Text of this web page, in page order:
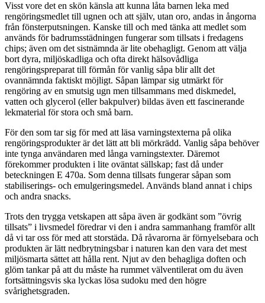
Visst vore det en skön känsla att kunna låta barnen leka med
rengöringsmedlet till ugnen och att själv, utan oro, andas in ångorna
från fönsterputsningen. Kanske till och med tänka att medlet som
används förbadrumsstädningen fungerar som tillsats i fredagens
chips; även om det sistnämnda är lite obehagligt. Genom att välja
bort dyra, miljöskadliga och ofta direkt hälsovådliga
rengöringspreparat till förmån för vanlig såpa blir allt det
ovannämnda faktiskt möjligt. Såpan lämpar sig utmärkt för
rengöring av en smutsig ugn men tillsammans med diskmedel,
vatten och glycerol (eller bakpulver) bildas även ett fascinerande
lekmaterial för stora och små barn.
För den som tar sig för med att läsa varningstexterna på olika
rengöringsprodukter är det lätt att bli mörkrädd. Vanlig såpa behöver
inte tynga användaren med långa varningstexter. Däremot
förekommer produkten i lite oväntat sällskap; fast då under
beteckningen E 470a. Som denna tillsats fungerar såpan som
stabiliserings- och emulgeringsmedel. Används bland annat i chips
och andra snacks.
Trots den trygga vetskapen att såpa även är godkänt som ”övrig
tillsats” i livsmedel föredrar vi den i andra sammanhang framför allt
då vi tar oss för med att storstäda. Då råvarorna är förnyelsebara och
produkten är lätt nedbrytningsbar i naturen kan den vara det mest
miljösmarta sättet att hålla rent. Njut av den behagliga doften och
glöm tankar på att du måste ha rummet välventilerat om du även
fortsättningsvis ska lyckas lösa sudoku med den högre
svårighetsgraden.